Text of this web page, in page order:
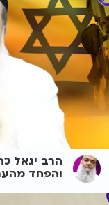
הרב יגאל
והפחד